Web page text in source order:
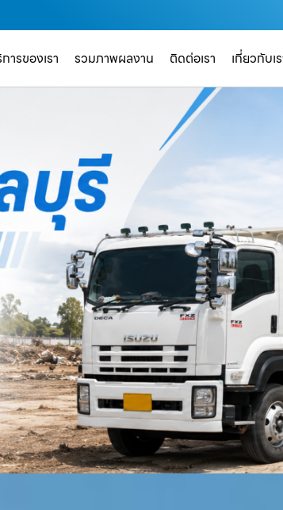
ารของเรา รวมภาพผลงาน ติดต่อเรา เกี่ยวกับเ